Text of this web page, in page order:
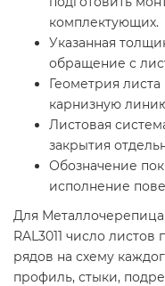
комплектующих.
Указанная
обращение с
Геометрия
карнизную
Листовая
закрытия
Обозначение
исполнение
Для
RAL3011 число
рядов на схему
профиль, стыки,